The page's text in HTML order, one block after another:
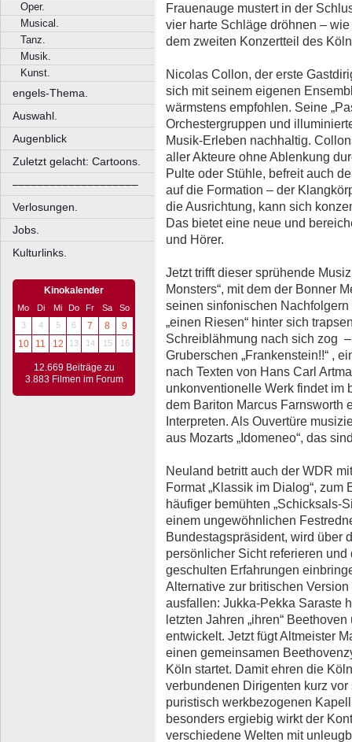
Oper.
Musical.
Tanz.
Musik.
Kunst.
engels-Thema.
Auswahl.
Augenblick
Zuletzt gelacht: Cartoons.
––––––––––––––––––––
Verlosungen.
Jobs.
Kulturlinks.
Kinokalender
Mo Di Mi Do Fr Sa
So
3
4 5 6 7 8
9
10
11 12 13 14 15 16
12.669 Beiträge zu
3.883 Filmen im Forum
Frauenauge mustert in der
vier harte Schläge dröhnen –
dem zweiten Konzertteil des
Nicolas Collon, der erste
sich mit seinem eigenen
wärmstens empfohlen. Seine
Orchestergruppen und
Musik-Erleben nachhaltig.
aller Akteure ohne Ablenkung
Pulte oder Stühle, befreit auch
auf die Formation – der
die Ausrichtung, kann sich
Das bietet eine neue und
und Hörer.
Jetzt trifft dieser sprühende
Monsters“, mit dem der Bonner
seinen sinfonischen
„einen Riesen“ hinter sich
Schreiblähmung nach sich zog
Gruberschen „Frankenstein!!“ ,
nach Texten von Hans Carl
unkonventionelle Werk findet im
dem Bariton Marcus Farnsworth
Interpreten. Als Ouvertüre
aus Mozarts „Idomeneo“, das
Neuland betritt auch der WDR
Format „Klassik im Dialog“,
häufiger bemühten „Schicksals-
einem ungewöhnlichen
Bundestagspräsident, wird über
persönlicher Sicht referieren
geschulten Erfahrungen
Alternative zur britischen
ausfallen: Jukka-Pekka Saraste
letzten Jahren „ihren“
entwickelt. Jetzt fügt Altmeister
einen gemeinsamen
Köln startet. Damit ehren die
verbundenen Dirigenten kurz
puristisch werkbezogenen
besonders ergiebig wirkt der
verschiedene Welten mit